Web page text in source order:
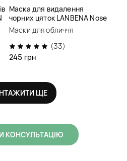
Маска для видалення
чорних цяток LANBENA Nose
Plants Pore Strips
Маски для обличчя
(33)
245 грн
ЩЕ
КОНСУЛЬТАЦІЮ